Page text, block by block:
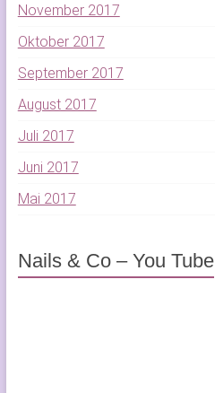
November 2017
Oktober 2017
September 2017
August 2017
Juli 2017
Juni 2017
Mai 2017
Nails & Co – You Tube